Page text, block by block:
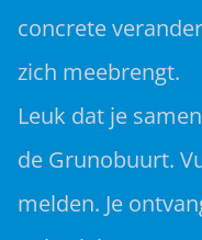
concrete
zich meebrengt.
Leuk dat je
de Grunobuurt.
melden. Je